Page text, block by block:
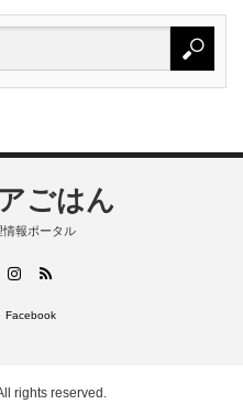
ごはん
情報ポータル
FacebookInstagram
Facebook
rights reserved.